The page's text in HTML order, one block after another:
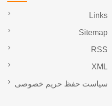
Links
Sitemap
RSS
XML
سیاست حفظ حریم خصوصی